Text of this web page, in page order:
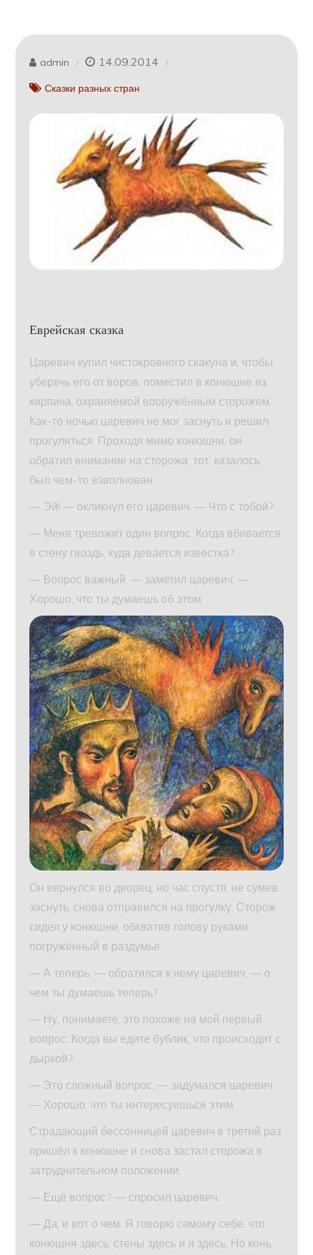
admin 14.09.2014
Сказки разных стран
Еврейская сказка
Царевич купил чистокровного скакуна и, чтобы
уберечь его от воров, поместил в конюшне из
кирпича, охраняемой вооружённым сторожем.
Как-то ночью царевич не мог заснуть и решил
прогуляться. Проходя мимо конюшни, он
обратил внимание на сторожа: тот, казалось,
был чем-то взволнован.
— Эй! — окликнул его царевич. — Что с тобой?
— Меня тревожит один вопрос. Когда вбивается
в стену гвоздь, куда девается известка?
— Вопрос важный, — заметил царевич. —
Хорошо, что ты думаешь об этом.
Он вернулся во дворец, но час спустя, не сумев
заснуть, снова отправился на прогулку. Сторож
сидел у конюшни, обхватив голову руками,
погружённый в раздумье.
— А теперь, — обратился к нему царевич, — о
чем ты думаешь теперь?
— Ну, понимаете, это похоже на мой первый
вопрос. Когда вы едите бублик, что происходит с
дыркой?
— Это сложный вопрос, — задумался царевич.
— Хорошо, что ты интересуешься этим.
Страдающий бессонницей царевич в третий раз
пришёл к конюшне и снова застал сторожа в
затруднительном положении.
— Ещё вопрос? — спросил царевич.
— Да, и вот о чем. Я говорю самому себе, что
конюшня здесь, стены здесь и я здесь. Но конь,